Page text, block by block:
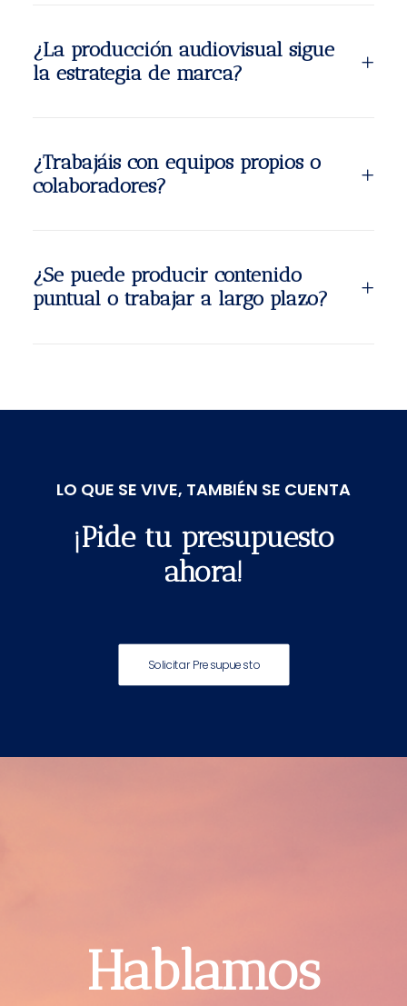
¿La producción audiovisual sigue
la estrategia de marca?
¿Trabajáis con equipos propios o
colaboradores?
¿Se puede producir contenido
puntual o trabajar a largo plazo?
LO QUE SE VIVE, TAMBIÉN SE CUENTA
¡Pide tu presupuesto
ahora!
Solicitar Presupuesto
Hablamos